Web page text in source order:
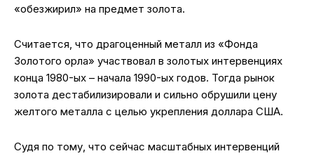
«обезжирил» на предмет золота.
Считается, что драгоценный металл из «Фонда
Золотого орла» участвовал в золотых интервенциях
конца 1980-ых – начала 1990-ых годов. Тогда рынок
золота дестабилизировали и сильно обрушили цену
желтого металла с целью укрепления доллара США.
Судя по тому, что сейчас масштабных интервенций